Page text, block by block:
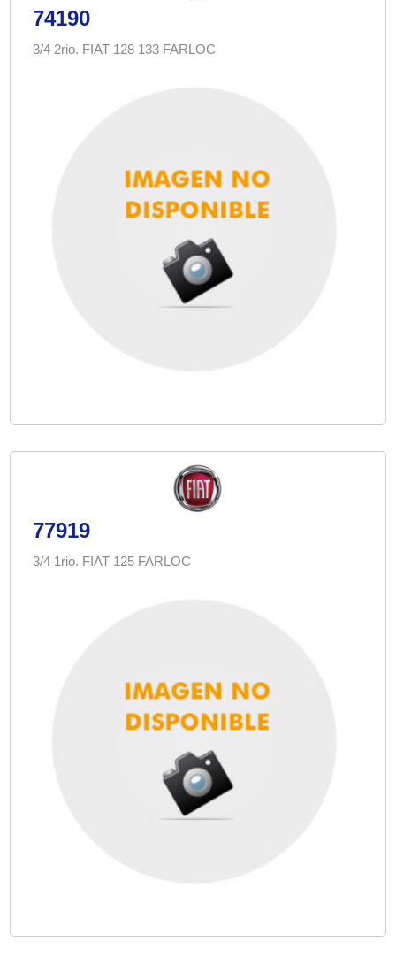
74190
3/4 2rio. FIAT 128 133 FARLOC
77919
3/4 1rio. FIAT 125 FARLOC